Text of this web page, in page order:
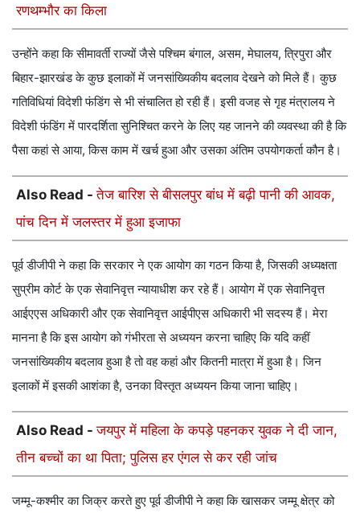
रणथम्भौर का किला
उन्होंने कहा कि सीमावर्ती राज्यों जैसे पश्चिम बंगाल, असम, मेघालय, त्रिपुरा और
बिहार-झारखंड के कुछ इलाकों में जनसांख्यिकीय बदलाव देखने को मिले हैं। कुछ
गतिविधियां विदेशी फंडिंग से भी संचालित हो रही हैं। इसी वजह से गृह मंत्रालय ने
विदेशी फंडिंग में पारदर्शिता सुनिश्चित करने के लिए यह जानने की व्यवस्था की है कि
पैसा कहां से आया, किस काम में खर्च हुआ और उसका अंतिम उपयोगकर्ता कौन है।
Also Read -तेज बारिश से बीसलपुर बांध में बढ़ी पानी की आवक,
पांच दिन में जलस्तर में हुआ इजाफा
पूर्व डीजीपी ने कहा कि सरकार ने एक आयोग का गठन किया है, जिसकी अध्यक्षता
सुप्रीम कोर्ट के एक सेवानिवृत्त न्यायाधीश कर रहे हैं। आयोग में एक सेवानिवृत्त
आईएएस अधिकारी और एक सेवानिवृत्त आईपीएस अधिकारी भी सदस्य हैं। मेरा
मानना है कि इस आयोग को गंभीरता से अध्ययन करना चाहिए कि यदि कहीं
जनसांख्यिकीय बदलाव हुआ है तो वह कहां और कितनी मात्रा में हुआ है। जिन
इलाकों में इसकी आशंका है, उनका विस्तृत अध्ययन किया जाना चाहिए।
Also Read -जयपुर में महिला के कपड़े पहनकर युवक ने दी जान,
तीन बच्चों का था पिता; पुलिस हर एंगल से कर रही जांच
जम्मू-कश्मीर का जिक्र करते हुए पूर्व डीजीपी ने कहा कि खासकर जम्मू क्षेत्र को